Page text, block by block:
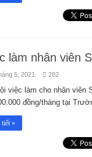
làm nhân viên
5, 2021 282
việc làm cho nhân viên
đồng/tháng tại
»